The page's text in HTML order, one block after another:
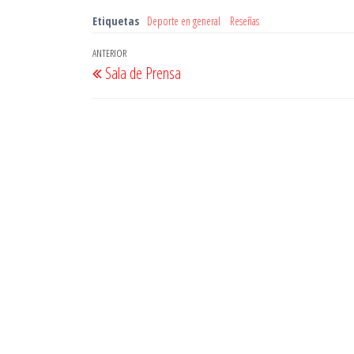
Etiquetas Deporte en general Reseñas
Navegación
de
Entrada
anterior
ANTERIOR
Sala de Prensa